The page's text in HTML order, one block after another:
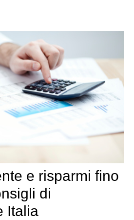
e risparmi fino
di
Italia